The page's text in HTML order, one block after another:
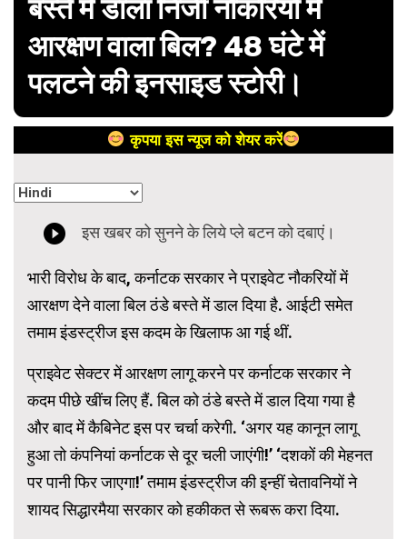
बस्ते में डाला निजी नौकरियों में
आरक्षण वाला बिल? 48 घंटे में
पलटने की इनसाइड स्टोरी।
कृपया इस न्यूज को शेयर करें
भारी विरोध के बाद, कर्नाटक सरकार ने प्राइवेट नौकरियों में
आरक्षण देने वाला बिल ठंडे बस्ते में डाल दिया है. आईटी समेत
तमाम इंडस्ट्रीज इस कदम के खिलाफ आ गई थीं.
प्राइवेट सेक्टर में आरक्षण लागू करने पर कर्नाटक सरकार ने
कदम पीछे खींच लिए हैं. बिल को ठंडे बस्ते में डाल दिया गया है
और बाद में कैबिनेट इस पर चर्चा करेगी. ‘अगर यह कानून लागू
हुआ तो कंपनियां कर्नाटक से दूर चली जाएंगी!’ ‘दशकों की मेहनत
पर पानी फिर जाएगा!’ तमाम इंडस्ट्रीज की इन्हीं चेतावनियों ने
शायद सिद्धारमैया सरकार को हकीकत से रूबरू करा दिया.